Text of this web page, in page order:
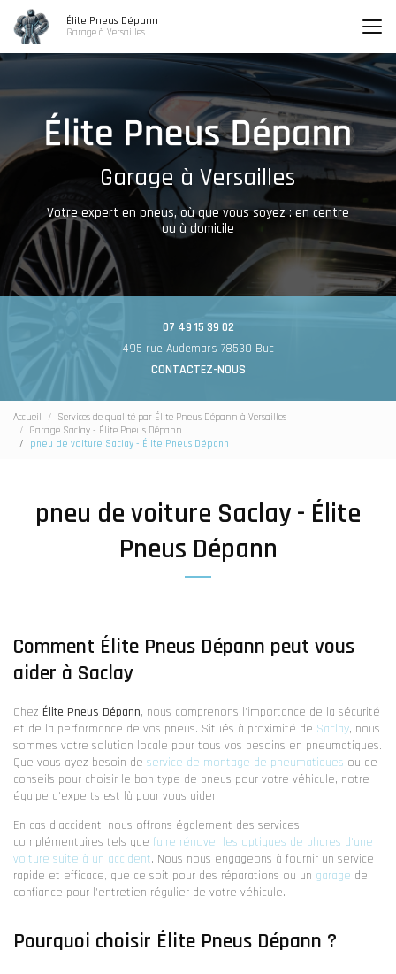
contenu
principal
Élite Pneus Dépann
Garage à Versailles
Garage à Versailles
Votre expert en pneus, où que vous soyez : en centre
ou à domicile
07 49 15 39 02
495 rue Audemars 78530 Buc
CONTACTEZ-NOUS
Accueil
Services de qualité par Élite Pneus Dépann à Versailles
Garage Saclay - Élite Pneus Dépann
pneu de voiture Saclay - Élite Pneus Dépann
pneu de voiture Saclay - Élite
Pneus Dépann
Comment Élite Pneus Dépann peut vous
aider à Saclay
Chez Élite Pneus Dépann, nous comprenons l'importance de la sécurité
et de la performance de vos pneus. Situés à proximité de Saclay, nous
sommes votre solution locale pour tous vos besoins en pneumatiques.
Que vous ayez besoin de service de montage de pneumatiques ou de
conseils pour choisir le bon type de pneus pour votre véhicule, notre
équipe d'experts est là pour vous aider.
En cas d'accident, nous offrons également des services
complémentaires tels que faire rénover les optiques de phares d'une
voiture suite à un accident. Nous nous engageons à fournir un service
rapide et efficace, que ce soit pour des réparations ou un garage de
confiance pour l'entretien régulier de votre véhicule.
Pourquoi choisir Élite Pneus Dépann ?